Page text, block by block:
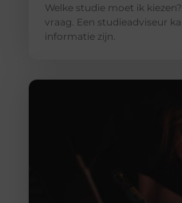
Welke studie moet ik
vraag. Een studieadviseur
informatie zijn.